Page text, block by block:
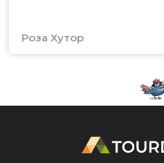
Роза Хутор